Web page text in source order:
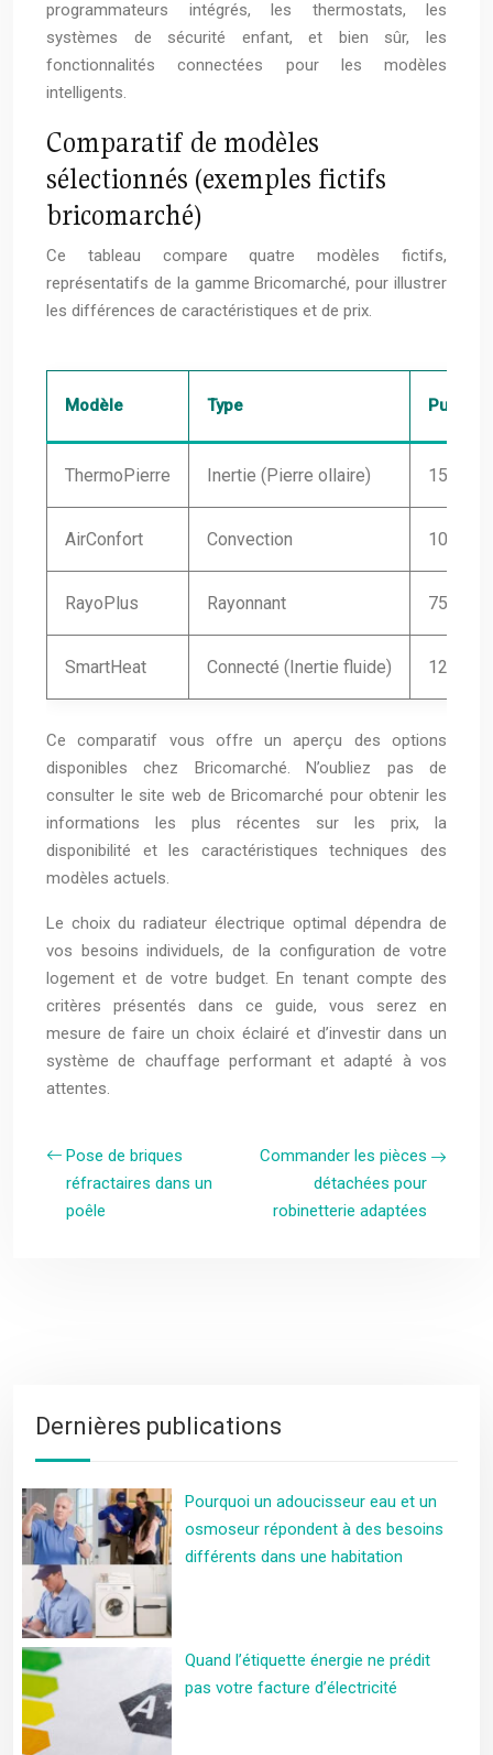
programmateurs intégrés, les thermostats, les
systèmes de sécurité enfant, et bien sûr, les
fonctionnalités connectées pour les modèles
intelligents.
Comparatif de modèles
sélectionnés (exemples fictifs
bricomarché)
Ce tableau compare quatre modèles fictifs,
représentatifs de la gamme Bricomarché, pour illustrer
les différences de caractéristiques et de prix.
Modèle Type
ThermoPierre Inertie (Pierre ollaire) 1500
AirConfort Convection 1000
RayoPlus Rayonnant 750
SmartHeat Connecté (Inertie fluide) 1200
Ce comparatif vous offre un aperçu des options
disponibles chez Bricomarché. N’oubliez pas de
consulter le site web de Bricomarché pour obtenir les
informations les plus récentes sur les prix, la
disponibilité et les caractéristiques techniques des
modèles actuels.
Le choix du radiateur électrique optimal dépendra de
vos besoins individuels, de la configuration de votre
logement et de votre budget. En tenant compte des
critères présentés dans ce guide, vous serez en
mesure de faire un choix éclairé et d’investir dans un
système de chauffage performant et adapté à vos
attentes.
Pose de briques
réfractaires dans un
poêle
Commander les pièces
détachées pour
robinetterie adaptées
Dernières publications
Pourquoi un adoucisseur eau et un
osmoseur répondent à des besoins
différents dans une habitation
Quand l’étiquette énergie ne prédit
pas votre facture d’électricité